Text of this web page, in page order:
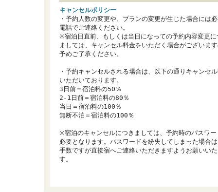
キャンセルポリシー
・予約人数の変更や、プランの変更が生じた場合には
電話でご連絡ください。
※宿泊日直前、もしくは当日になっての予約内容変更に
ましては、キャンセル料金をいただく場合がございま
予めご了承ください。
・予約キャンセルされる場合は、以下の通りキャンセ
いただいております。
3日前＝宿泊料の50％
2-1日前＝宿泊料の80％
当日＝宿泊料の100％
無断不泊＝宿泊料の100％
※宿泊のキャンセルにつきましては、予約時のパスワー
必要となります。パスワードを紛失してしまった場合
手数ですが直接宿へご連絡いただきますようお願いい
す。